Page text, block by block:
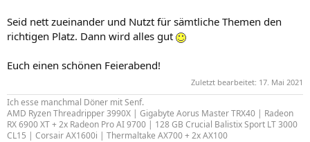
Seid nett zueinander und Nutzt für sämtliche Themen den
richtigen Platz. Dann wird alles gut
Euch einen schönen Feierabend!
Zuletzt bearbeitet: 17. Mai 2021
Ich esse manchmal Döner mit Senf.
AMD Ryzen Threadripper 3990X | Gigabyte Aorus Master TRX40 | Radeon
RX 6900 XT + 2x Radeon Pro AI 9700 | 128 GB Crucial Balistix Sport LT 3000
CL15 | Corsair AX1600i | Thermaltake AX700 + 2x AX100